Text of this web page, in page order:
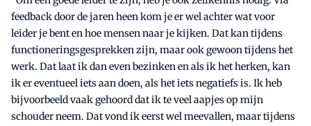
feedback door de jaren heen kom je er wel achter wat voor
leider je bent en hoe mensen naar je kijken. Dat kan tijdens
functioneringsgesprekken zijn, maar ook gewoon tijdens het
werk. Dat laat ik dan even bezinken en als ik het herken, kan
ik er eventueel iets aan doen, als het iets negatiefs is. Ik heb
bijvoorbeeld vaak gehoord dat ik te veel aapjes op mijn
schouder neem. Dat vond ik eerst wel meevallen, maar tijdens